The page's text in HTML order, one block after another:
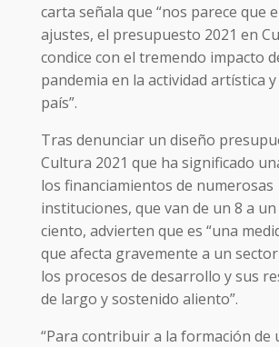
carta señala que “nos parece que
ajustes, el presupuesto 2021 en
condice con el tremendo impacto
pandemia en la actividad artística
país”.
Tras denunciar un diseño
Cultura 2021 que ha significado
los financiamientos de numerosas
instituciones, que van de un 8 a
ciento, advierten que es “una
que afecta gravemente a un
los procesos de desarrollo y sus
de largo y sostenido aliento”.
“Para contribuir a la formación de